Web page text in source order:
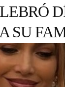
SU